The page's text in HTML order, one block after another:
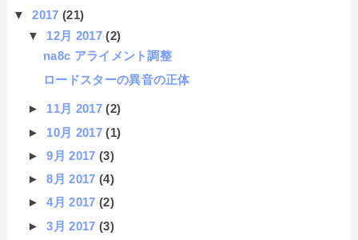
▼2017(21)
▼ 12月 2017(2)
na8c アライメント調整
ロードスターの異音の正体
► 11月 2017(2)
► 10月 2017(1)
►9月 2017 (3)
►8月 2017 (4)
►4月 2017 (2)
►3月 2017 (3)